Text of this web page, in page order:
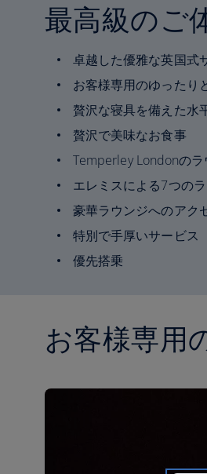
最高級のご
卓越した優雅な英国式
お客様専用のゆったり
贅沢な寝具を備えた水
贅沢で美味なお食事
Temperley Londonの
エレミスによる7つの
豪華ラウンジへのアク
特別で手厚いサービス
優先搭乗
お客様専用